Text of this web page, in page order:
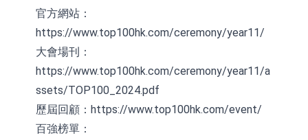
官方網站：
https://www.top100hk.com/ceremony/year11/
大會場刊：
https://www.top100hk.com/ceremony/year11/a
ssets/TOP100_2024.pdf
歷屆回顧：https://www.top100hk.com/event/
百強榜單：